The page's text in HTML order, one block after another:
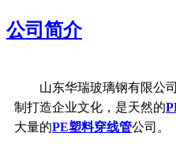
公司简介
山东华瑞玻璃钢有限公司
制打造企业文化，是天然的
大量的PE塑料穿线管公司。